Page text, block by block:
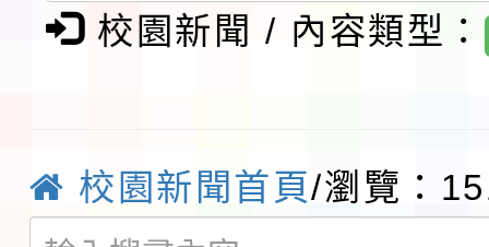
月29日中正盃決賽暨國
「抗生素聰明用，防疫
地景藝術節教師研習
115年8月22日(星期六
校園新聞 / 內容類型：
校園新聞首頁/瀏覽：